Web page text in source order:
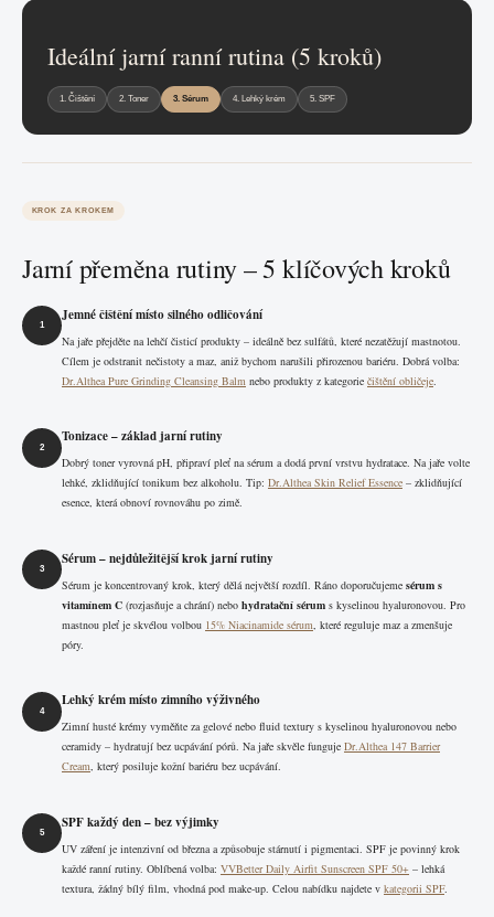
Ideální jarní ranní rutina (5 kroků)
1. Čištění 2. Toner 3. Sérum 4. Lehký krém 5. SPF
KROK ZA KROKEM
Jarní přeměna rutiny – 5 klíčových kroků
1
Jemné čištění místo silného odličování
Na jaře přejděte na lehčí čisticí produkty – ideálně bez sulfátů, které nezatěžují mastnotou.
Cílem je odstranit nečistoty a maz, aniž bychom narušili přirozenou bariéru. Dobrá volba:
Dr.Althea Pure Grinding Cleansing Balm nebo produkty z kategorie čištění obličeje
2
Tonizace – základ jarní rutiny
Dobrý toner vyrovná pH, připraví pleť na sérum a dodá první vrstvu hydratace. Na jaře volte
lehké, zklidňující tonikum bez alkoholu. Tip: Dr.Althea Skin Relief Essence – zklidňující
esence, která obnoví rovnováhu po zimě.
3
Sérum – nejdůležitější krok jarní rutiny
Sérum je koncentrovaný krok, který dělá největší rozdíl. Ráno doporučujeme sérum s
vitamínem C (rozjasňuje a chrání) nebo hydratační sérum s kyselinou hyaluronovou. Pro
mastnou pleť je skvélou volbou 15% Niacinamide sérum , které reguluje maz a zmenšuje
póry.
4
Lehký krém místo zimního výživného
Zimní husté krémy vyměňte za gelové nebo fluid textury s kyselinou hyaluronovou nebo
ceramidy – hydratují bez ucpávání pórů. Na jaře skvěle funguje Dr.Althea 147 Barrier
Cream, který posiluje kožní bariéru bez ucpávání.
5
SPF každý den – bez výjimky
UV záření je intenzivní od března a způsobuje stárnutí i pigmentaci. SPF je povinný krok
každé ranní rutiny. Oblíbená volba: VVBetter Daily Airfit Sunscreen SPF 50+ – lehká
textura, žádný bílý film, vhodná pod make-up. Celou nabídku najdete v kategorii SPF.